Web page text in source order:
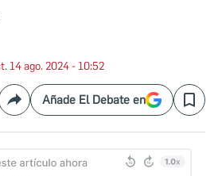
14 ago. 2024 - 10:52
CompartirAñade El Debate en Save